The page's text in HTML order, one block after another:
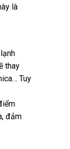
là
thay
Tuy
đảm